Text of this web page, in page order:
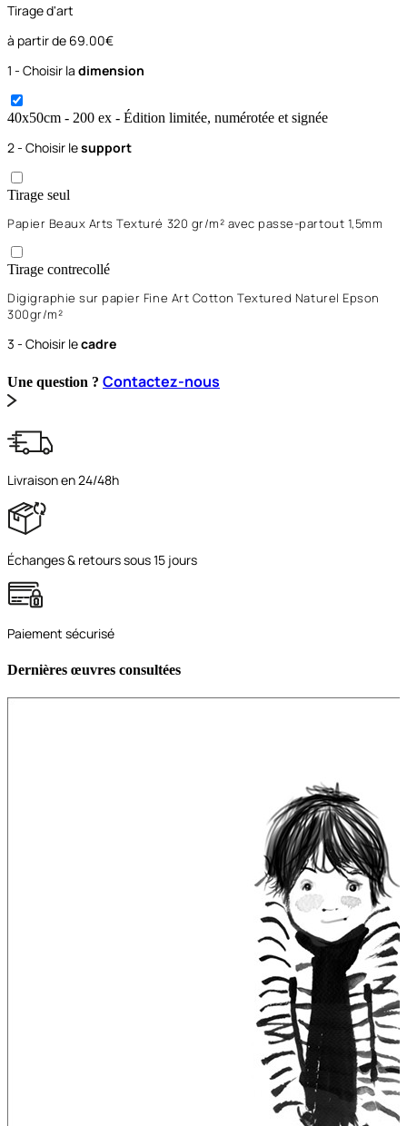
Tirage d'art
à partir de 69.00€
1 - Choisir la dimension
40x50cm - 200 ex - Édition limitée, numérotée et signée
2 - Choisir lesupport
Tirage seul
Papier Beaux Arts Texturé 320 gr/m² avec passe-partout 1,5mm
Tirage contrecollé
Digigraphie sur papier Fine Art Cotton Textured Naturel Epson
300gr/m²
3 - Choisir lecadre
Une question ? Contactez-nous
Livraison en 24/48h
Échanges & retours sous 15 jours
Paiement sécurisé
Dernières œuvres consultées